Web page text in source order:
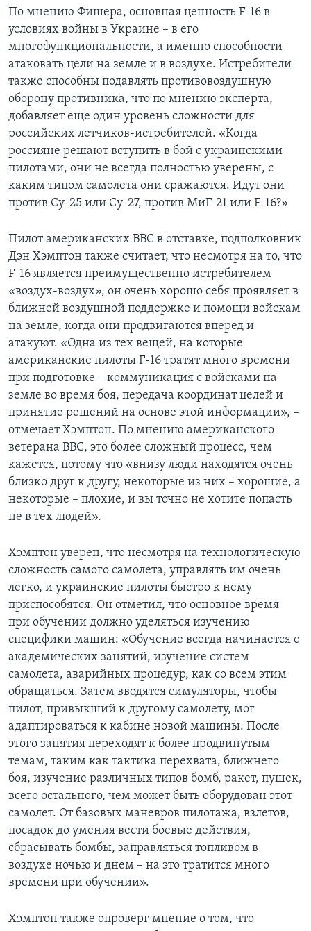
По мнению Фишера, основная ценность F-16 в
условиях войны в Украине – в его
многофункциональности, а именно способности
атаковать цели на земле и в воздухе. Истребители
также способны подавлять противовоздушную
оборону противника, что по мнению эксперта,
добавляет еще один уровень сложности для
российских летчиков-истребителей. «Когда
россияне решают вступить в бой с украинскими
пилотами, они не всегда полностью уверены, с
каким типом самолета они сражаются. Идут они
против Су-25 или Су-27, против МиГ-21 или F-16?»
Пилот американских ВВС в отставке, подполковник
Дэн Хэмптон также считает, что несмотря на то, что
F-16 является преимущественно истребителем
«воздух-воздух», он очень хорошо себя проявляет в
ближней воздушной поддержке и помощи войскам
на земле, когда они продвигаются вперед и
атакуют. «Одна из тех вещей, на которые
американские пилоты F-16 тратят много времени
при подготовке – коммуникация с войсками на
земле во время боя, передача координат целей и
принятие решений на основе этой информации», –
отмечает Хэмптон. По мнению американского
ветерана ВВС, это более сложный процесс, чем
кажется, потому что «внизу люди находятся очень
близко друг к другу, некоторые из них – хорошие, а
некоторые – плохие, и вы точно не хотите попасть
не в тех людей».
Хэмптон уверен, что несмотря на технологическую
сложность самого самолета, управлять им очень
легко, и украинские пилоты быстро к нему
приспособятся. Он отметил, что основное время
при обучении должно уделяться изучению
специфики машин: «Обучение всегда начинается с
академических занятий, изучение систем
самолета, аварийных процедур, как со всем этим
обращаться. Затем вводятся симуляторы, чтобы
пилот, привыкший к другому самолету, мог
адаптироваться к кабине новой машины. После
этого занятия переходят к более продвинутым
темам, таким как тактика перехвата, ближнего
боя, изучение различных типов бомб, ракет, пушек,
всего остального, чем может быть оборудован этот
самолет. От базовых маневров пилотажа, взлетов,
посадок до умения вести боевые действия,
сбрасывать бомбы, заправляться топливом в
воздухе ночью и днем – на это тратится много
времени при обучении».
Хэмптон также опроверг мнение о том, что